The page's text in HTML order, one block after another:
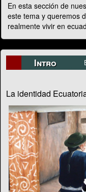
En esta sección de
este tema y queremos
realmente vivir en
Intro
La identidad